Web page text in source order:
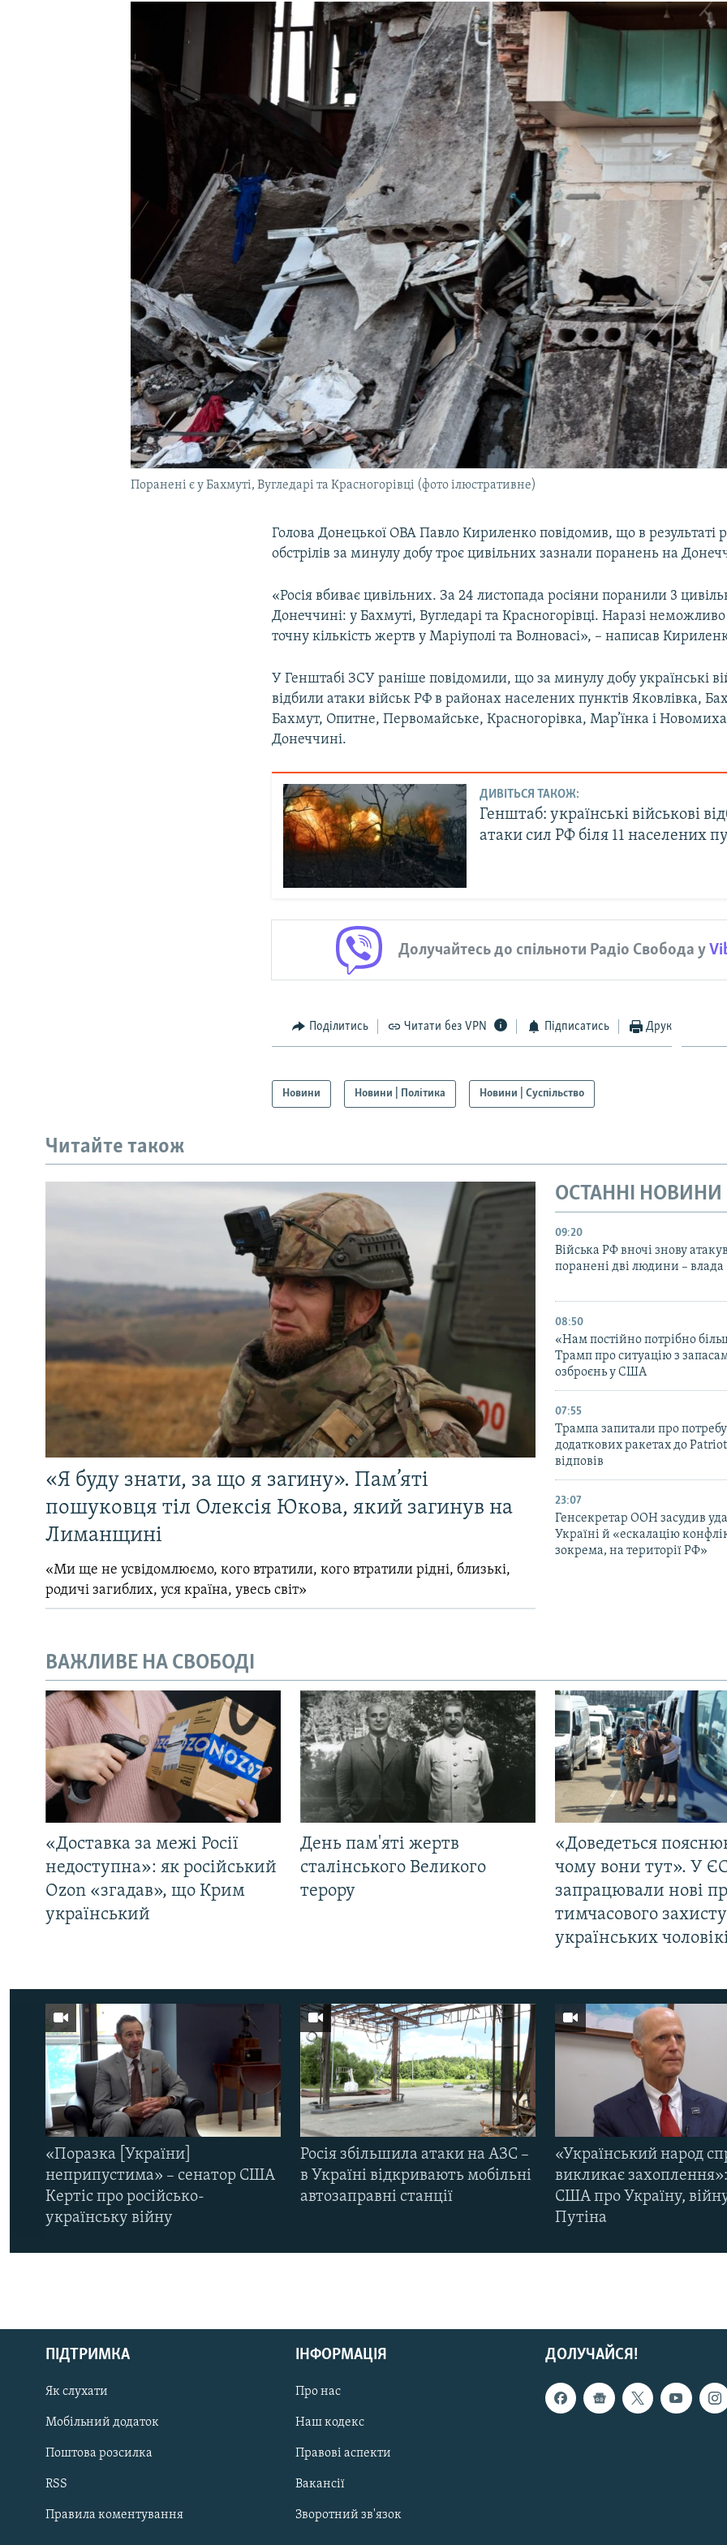
РУС
ДОЛУЧАЙСЯ!
Поранені є у Бахмуті, Вугледарі та Красногорівці (фото ілюстративне)
Голова Донецької ОВА Павло Кириленко повідомив, що в результаті
обстрілів за минулу добу троє цивільних зазнали поранень на
«Росія вбиває цивільних. За 24 листопада росіяни поранили 3
Донеччині: у Бахмуті, Вугледарі та Красногорівці. Наразі
точну кількість жертв у Маріуполі та Волновасі», – написав
У Генштабі ЗСУ раніше повідомили, що за минулу добу українські
відбили атаки військ РФ в районах населених пунктів Яковлівка,
Бахмут, Опитне, Первомайське, Красногорівка, Мар’їнка і
Донеччині.
ДИВІТЬСЯ ТАКОЖ:
Генштаб: українські військові
атаки сил РФ біля 11 населених
Долучайтесь до спільноти Радіо Свобода у
Поділитись Читати без VPN Підписатись Друк
Новини Новини | Політика Новини | Суспільство
Читайте також
«Я буду знати, за що я загину». Пам’яті
пошуковця тіл Олексія Юкова, який загинув на
Лиманщині
«Ми ще не усвідомлюємо, кого втратили, кого втратили рідні, близькі,
родичі загиблих, уся країна, увесь світ»
ОСТАННІ НОВИНИ
09:20
Війська РФ вночі знову
поранені дві людини – влада
08:50
«Нам постійно потрібно
Трамп про ситуацію з
озброєнь у США
07:55
Трампа запитали про
додаткових ракетах до
відповів
23:07
Генсекретар ООН засудив
Україні й «ескалацію
зокрема, на території РФ»
ВАЖЛИВЕ НА СВОБОДІ
«Доставка за межі Росії
недоступна»: як російський
Ozon «згадав», що Крим
український
День пам'яті жертв
сталінського Великого
терору
«Доведеться
чому вони тут». У
запрацювали нові
тимчасового
українських
«Поразка [України]
неприпустима» – сенатор США
Кертіс про російсько-
українську війну
Росія збільшила атаки на АЗС –
в Україні відкривають мобільні
автозаправні станції
«Український народ
викликає
США про Україну,
Путіна
ДОЛУЧАЙСЯ!
ПІДТРИМКА
Як слухати
Мобільний додаток
Поштова розсилка
RSS
Правила коментування
ІНФОРМАЦІЯ
Про нас
Наш кодекс
Правові аспекти
Вакансії
Зворотний зв'язок